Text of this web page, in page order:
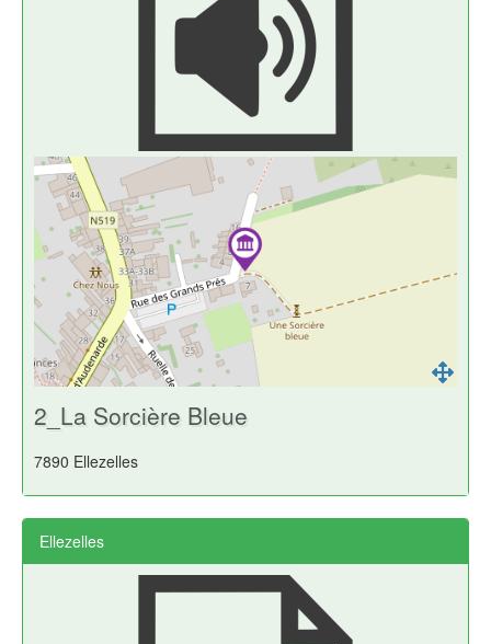
2_La Sorcière Bleue
7890 Ellezelles
Ellezelles